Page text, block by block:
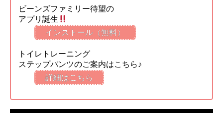
ビーンズファミリー待望の
アプリ誕生
インストール（無料）
トイレトレーニング
ステップパンツのご案内はこちら♪
詳細はこちら